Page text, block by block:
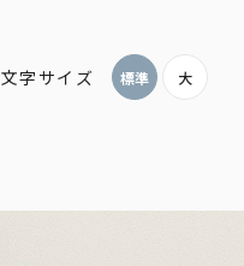
文字サイズ 標準 大